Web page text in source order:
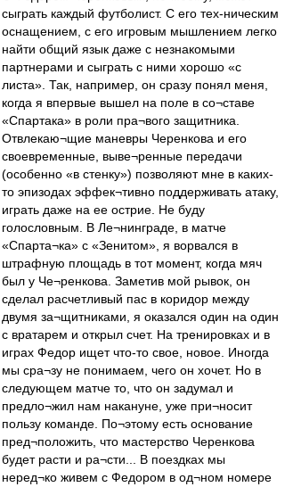
сыграть каждый футболист. С его тех-ническим
оснащением, с его игровым мышлением легко
найти общий язык даже с незнакомыми
партнерами и сыграть с ними хорошо «с
листа». Так, например, он сразу понял меня,
когда я впервые вышел на поле в со¬ставе
«Спартака» в роли пра¬вого защитника.
Отвлекаю¬щие маневры Черенкова и его
своевременные, выве¬ренные передачи
(особенно «в стенку») позволяют мне в каких-
то эпизодах эффек¬тивно поддерживать атаку,
играть даже на ее острие. Не буду
голословным. В Ле¬нинграде, в матче
«Спарта¬ка» с «Зенитом», я ворвался в
штрафную площадь в тот момент, когда мяч
был у Че¬ренкова. Заметив мой рывок, он
сделал расчетливый пас в коридор между
двумя за¬щитниками, я оказался один на один
с вратарем и открыл счет. На тренировках и в
играх Федор ищет что-то свое, новое. Иногда
мы сра¬зу не понимаем, чего он хочет. Но в
следующем матче то, что он задумал и
предло¬жил нам накануне, уже при¬носит
пользу команде. По¬этому есть основание
пред¬положить, что мастерство Черенкова
будет расти и ра¬сти... В поездках мы
неред¬ко живем с Федором в од¬ном номере